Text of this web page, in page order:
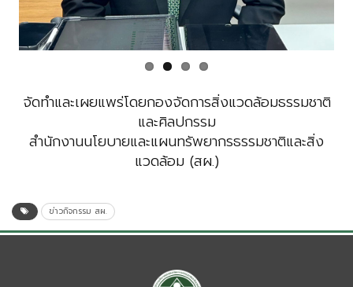
จัดทำและเผยแพร่โดยกองจัดการสิ่งแวดล้อมธรรมชาติ
และศิลปกรรม
สำนักงานนโยบายและแผนทรัพยากรธรรมชาติและสิ่ง
แวดล้อม (สผ.)
ข่าวกิจกรรม สผ.